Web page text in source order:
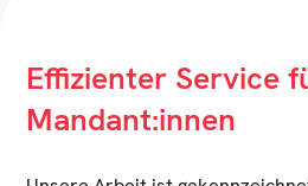
Effizienter Service
Mandant:innen